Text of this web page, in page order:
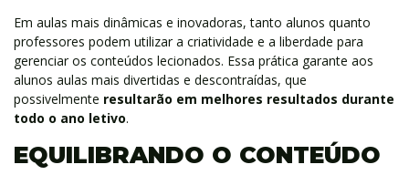
Em aulas mais dinâmicas e inovadoras, tanto alunos quanto
professores podem utilizar a criatividade e a liberdade para
gerenciar os conteúdos lecionados. Essa prática garante aos
alunos aulas mais divertidas e descontraídas, que
possivelmente resultarão em melhores resultados durante
todo o ano letivo.
EQUILIBRANDO O CONTEÚDO